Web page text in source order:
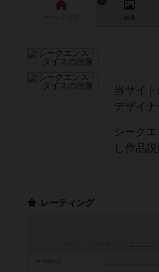
ゲーム 画像
当サイ
デザイ
シーク
し作品
レーティング
-